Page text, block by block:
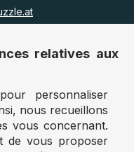
/ détaillants
?
prix revendeurs ?
relatives aux
personnaliser
nous recueillons
vous concernant.
de vous proposer